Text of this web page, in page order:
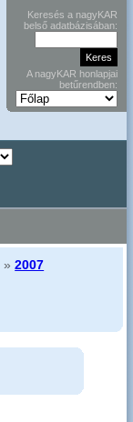
Keresés a nagyKAR
belső adatbázisában:
A nagyKAR honlapjai
betűrendben:
»2007